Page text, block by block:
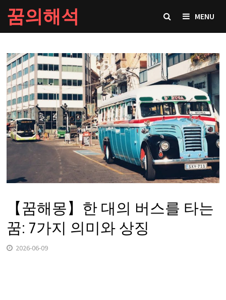
Skip
to
content
꿈의해석 MENU
【꿈해몽】한 대의 버스를 타는
꿈: 7가지 의미와 상징
2026-06-09